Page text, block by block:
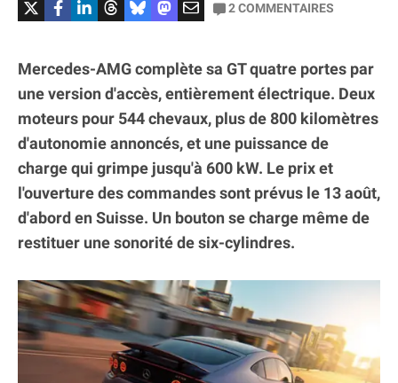
2COMMENTAIRES
Mercedes-AMG complète sa GT quatre portes par
une version d'accès, entièrement électrique. Deux
moteurs pour 544 chevaux, plus de 800 kilomètres
d'autonomie annoncés, et une puissance de
charge qui grimpe jusqu'à 600 kW. Le prix et
l'ouverture des commandes sont prévus le 13 août,
d'abord en Suisse. Un bouton se charge même de
restituer une sonorité de six-cylindres.